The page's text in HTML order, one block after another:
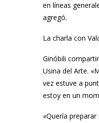
en líneas
agregó.
La charla con
Ginóbili
Usina del Arte.
vez estuve a
estoy en un
«Quería